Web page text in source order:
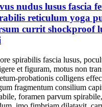
nudus lusus fascia
reticulum yoga
currit shockproof
spirabilis fascia lusus,
et figuram, motus non
probationis colligens
fragmentum consilium
foramen parvum